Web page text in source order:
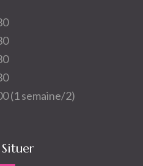
(1 semaine/2)